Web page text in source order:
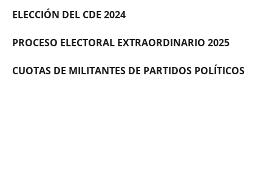
ELECCIÓN DEL CDE 2024
PROCESO ELECTORAL EXTRAORDINARIO 2025
CUOTAS DE MILITANTES DE PARTIDOS POLÍTICOS